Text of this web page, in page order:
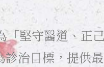
「堅守醫道、正
治目標，提供